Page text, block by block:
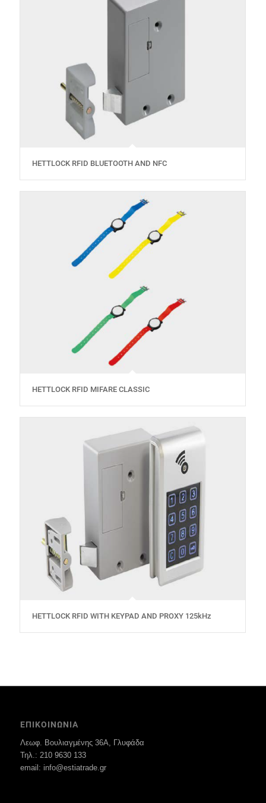
HETTLOCK RFID BLUETOOTH AND NFC
HETTLOCK RFID MIFARE CLASSIC
HETTLOCK RFID WITH KEYPAD AND PROXY 125kHz
ΕΠΙΚΟΙΝΩΝΙΑ
Λεωφ. Βουλιαγμένης 36Α, Γλυφάδα
Τηλ.: 210 9630 133
email: info@estiatrade.gr